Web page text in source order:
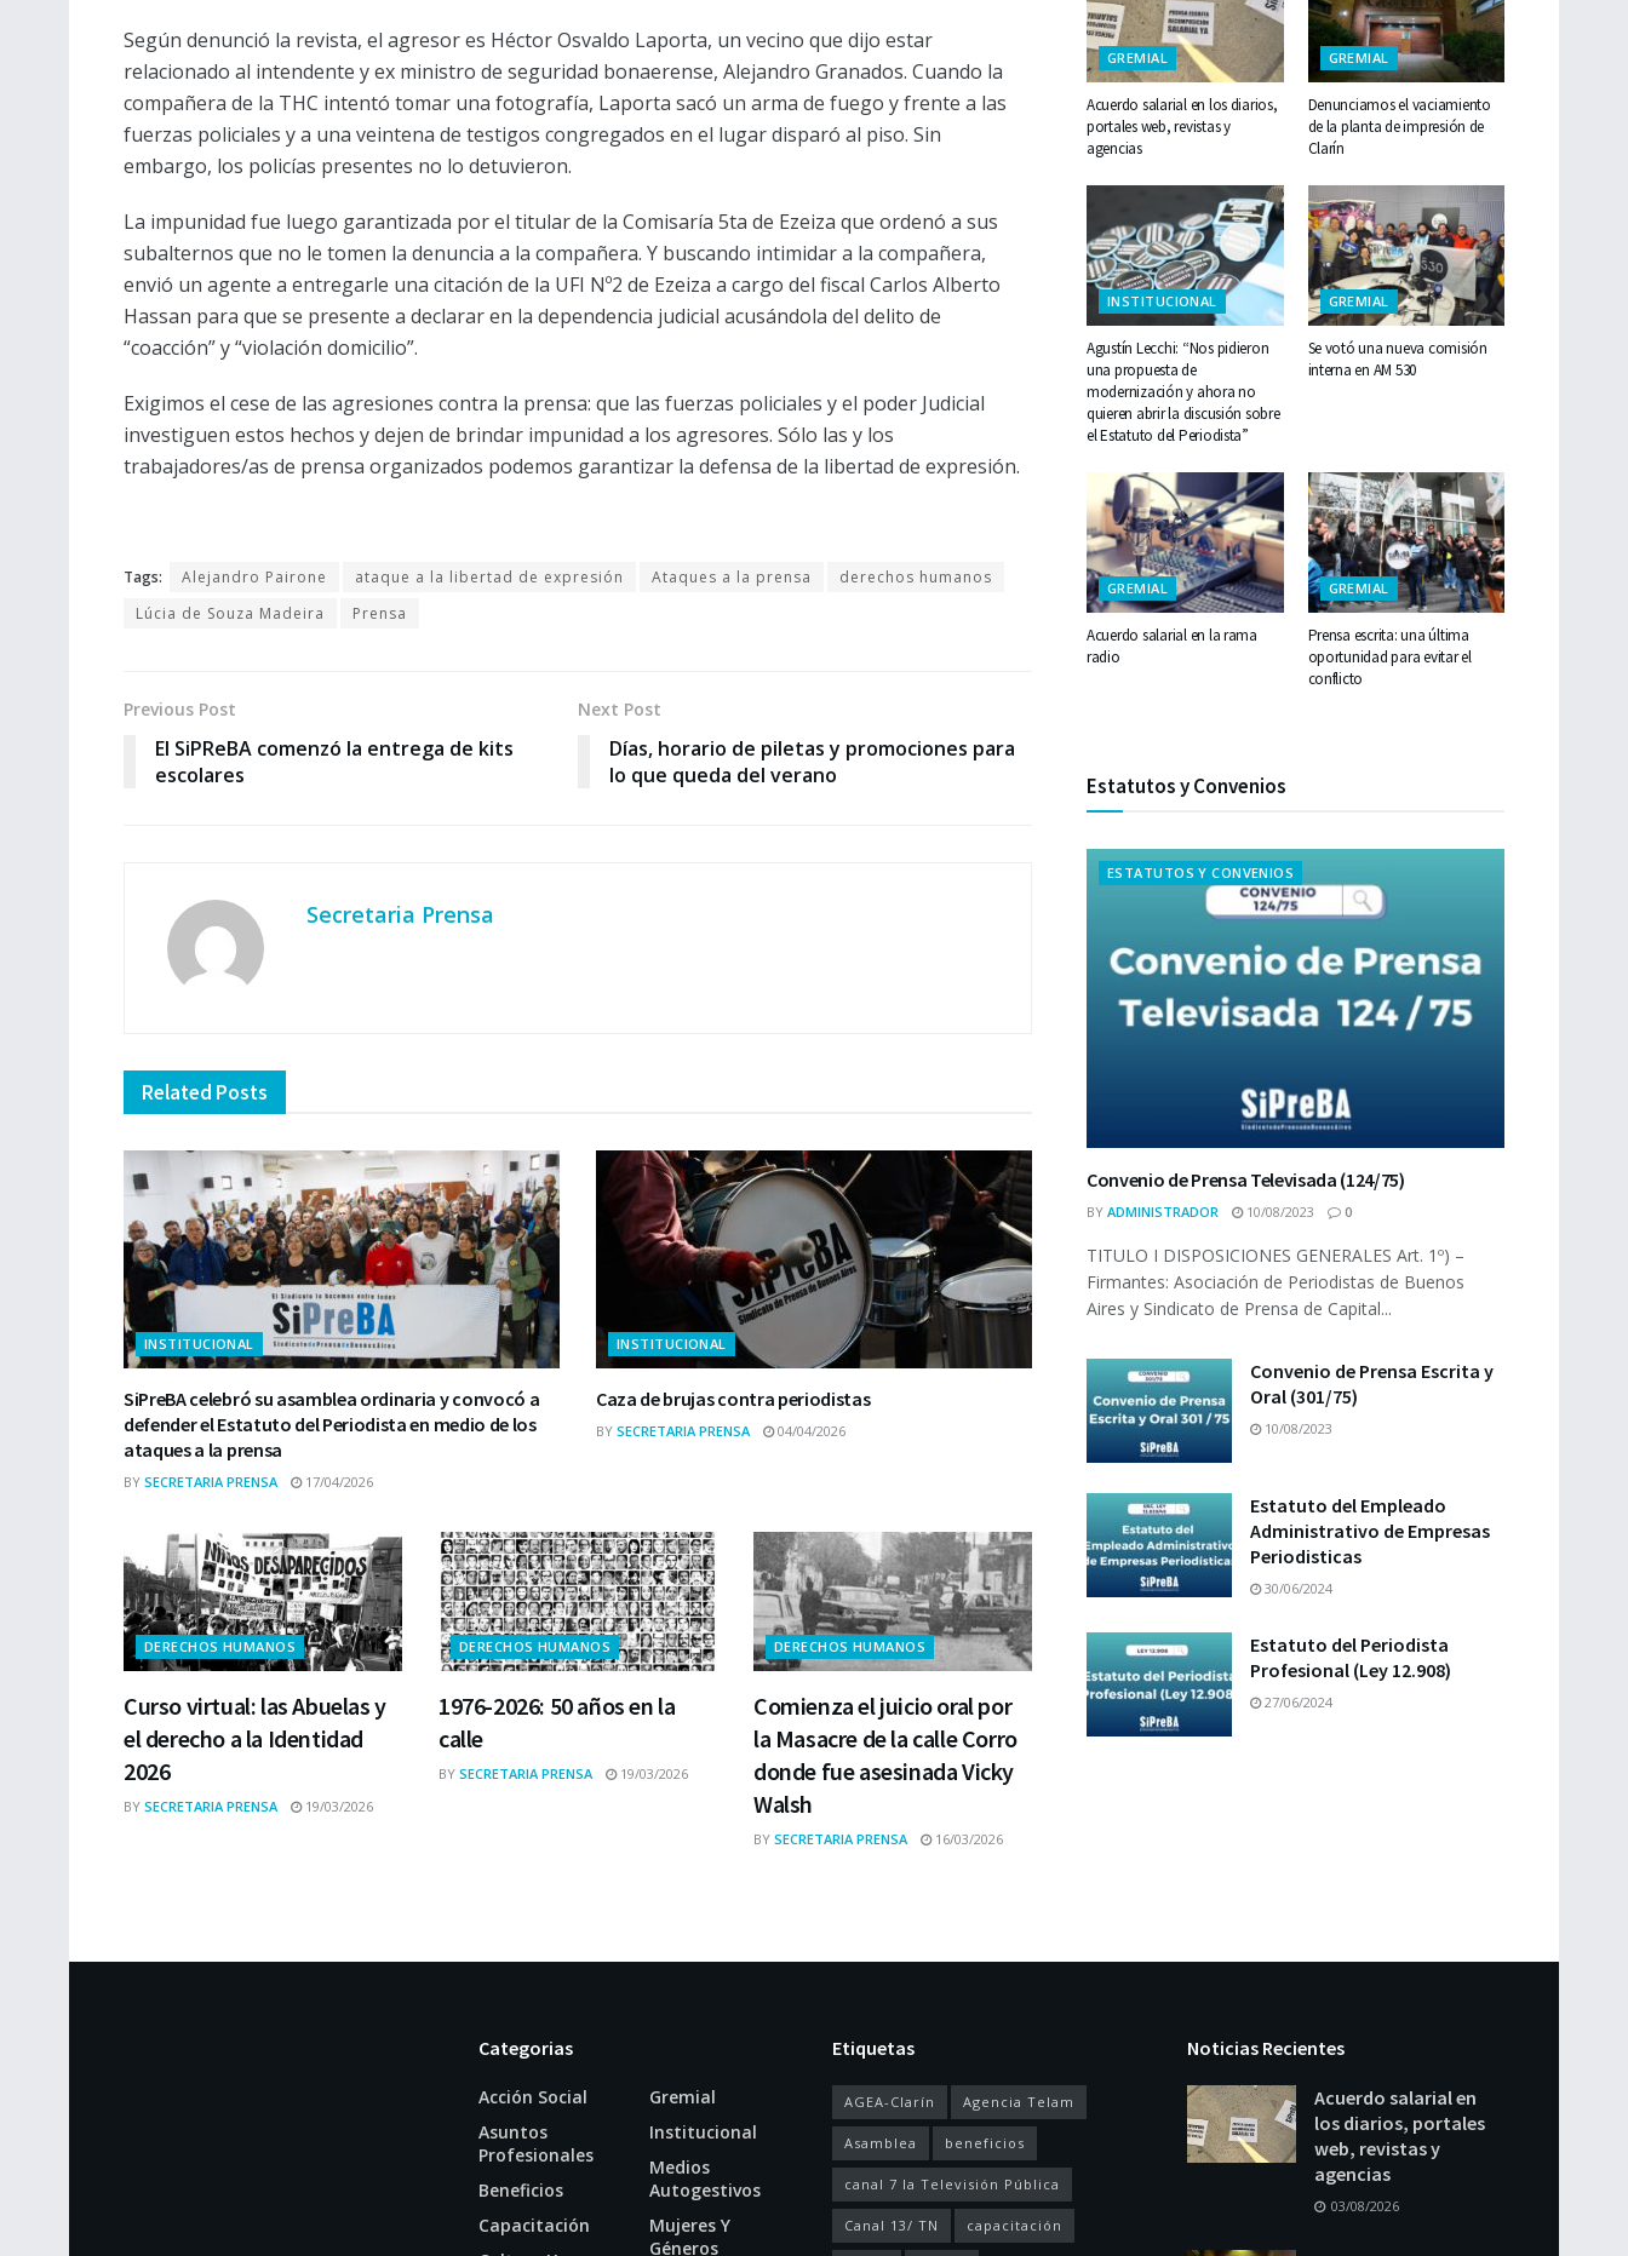
Según denunció la revista, el agresor es Héctor Osvaldo Laporta, un vecino que dijo estar
relacionado al intendente y ex ministro de seguridad bonaerense, Alejandro Granados. Cuando la
compañera de la THC intentó tomar una fotografía, Laporta sacó un arma de fuego y frente a las
fuerzas policiales y a una veintena de testigos congregados en el lugar disparó al piso. Sin
embargo, los policías presentes no lo detuvieron.
La impunidad fue luego garantizada por el titular de la Comisaría 5ta de Ezeiza que ordenó a sus
subalternos que no le tomen la denuncia a la compañera. Y buscando intimidar a la compañera,
envió un agente a entregarle una citación de la UFI Nº2 de Ezeiza a cargo del fiscal Carlos Alberto
Hassan para que se presente a declarar en la dependencia judicial acusándola del delito de
“coacción” y “violación domicilio”.
Exigimos el cese de las agresiones contra la prensa: que las fuerzas policiales y el poder Judicial
investiguen estos hechos y dejen de brindar impunidad a los agresores. Sólo las y los
trabajadores/as de prensa organizados podemos garantizar la defensa de la libertad de expresión.
Tags: Alejandro Pairone ataque a la libertad de expresión Ataques a la prensa
derechos humanos
Lúcia de Souza Madeira
Prensa
Previous Post
El SiPReBA comenzó la entrega de kits
escolares
Next Post
Días, horario de piletas y promociones para
lo que queda del verano
Secretaria Prensa
Related Posts
INSTITUCIONAL
SiPreBA celebró su asamblea ordinaria y convocó a
defender el Estatuto del Periodista en medio de los
ataques a la prensa
BY SECRETARIA PRENSA 17/04/2026
INSTITUCIONAL
Caza de brujas contra periodistas
BY SECRETARIA PRENSA 04/04/2026
DERECHOS HUMANOS
Curso virtual: las Abuelas y
el derecho a la Identidad
2026
BY SECRETARIA PRENSA 19/03/2026
DERECHOS HUMANOS
1976-2026: 50 años en la
calle
BY SECRETARIA PRENSA 19/03/2026
DERECHOS HUMANOS
Comienza el juicio oral por
la Masacre de la calle Corro
donde fue asesinada Vicky
Walsh
BY SECRETARIA PRENSA 16/03/2026
GREMIAL
Acuerdo salarial en los diarios,
portales web, revistas y
agencias
GREMIAL
Denunciamos el vaciamiento
de la planta de impresión de
Clarín
INSTITUCIONAL
Agustín Lecchi: “Nos pidieron
una propuesta de
modernización y ahora no
quieren abrir la discusión sobre
el Estatuto del Periodista”
GREMIAL
Se votó una nueva comisión
interna en AM 530
GREMIAL
Acuerdo salarial en la rama
radio
GREMIAL
Prensa escrita: una última
oportunidad para evitar el
conflicto
Estatutos y Convenios
ESTATUTOS Y CONVENIOS
Convenio de Prensa Televisada (124/75)
BY ADMINISTRADOR 10/08/2023 0
TITULO I DISPOSICIONES GENERALES Art. 1º) –
Firmantes: Asociación de Periodistas de Buenos
Aires y Sindicato de Prensa de Capital...
Convenio de Prensa Escrita y
Oral (301/75)
10/08/2023
Estatuto del Empleado
Administrativo de Empresas
Periodisticas
30/06/2024
Estatuto del Periodista
Profesional (Ley 12.908)
27/06/2024
Categorias
Acción Social
Asuntos
Profesionales
Beneficios
Capacitación
Gremial
Institucional
Medios
Autogestivos
Mujeres Y
Géneros
Etiquetas
AGEA-Clarín Agencia Telam
Asamblea beneficios
canal 7 la Televisión Pública
Canal 13/ TN capacitación
Noticias Recientes
Acuerdo salarial en
los diarios, portales
web, revistas y
agencias
03/08/2026